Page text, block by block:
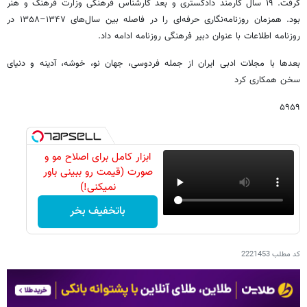
گرفت. ۱۹ سال کارمند دادگستری و بعد کارشناس فرهنگی وزارت فرهنگ و هنر
بود. همزمان روزنامه‌نگاری حرفه‌ای را در فاصله‌ بین سال‌های ۱۳۴۷–۱۳۵۸ در
روزنامه‌ اطلاعات با عنوان دبیر فرهنگی روزنامه ادامه داد.
بعدها با مجلات ادبی ایران از جمله فردوسی، جهان نو، خوشه، آدینه و دنیای
سخن همکاری کرد
۵۹۵۹
ابزار کامل برای اصلاح مو و
صورت (قیمت رو ببینی باور
نمیکنی!)
باتخفیف بخر
کد مطلب2221453